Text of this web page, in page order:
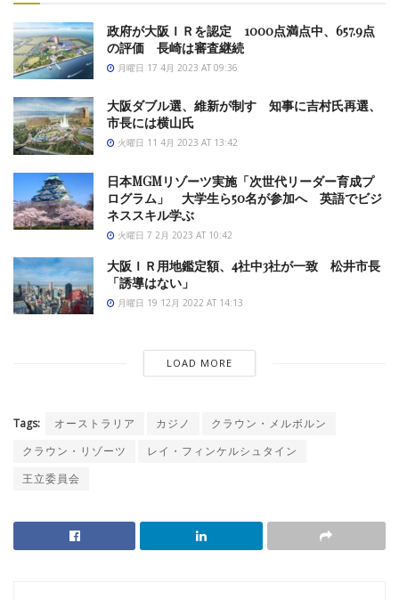
政府が大阪ＩＲを認定 1000点満点中、657.9点
の評価 長崎は審査継続
月曜日 17 4月 2023 AT 09:36
大阪ダブル選、維新が制す 知事に吉村氏再選、
市長には横山氏
火曜日 11 4月 2023 AT 13:42
日本MGMリゾーツ実施「次世代リーダー育成プ
ログラム」 大学生ら50名が参加へ 英語でビジ
ネススキル学ぶ
火曜日 7 2月 2023 AT 10:42
大阪ＩＲ用地鑑定額、4社中3社が一致 松井市長
「誘導はない」
月曜日 19 12月 2022 AT 14:13
LOAD MORE
Tags: オーストラリア カジノ
クラウン・メルボルン
クラウン・リゾーツ
レイ・フィンケルシュタイン
王立委員会